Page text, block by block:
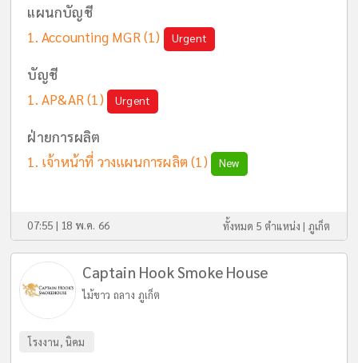
แผนกบัญชี
Accounting MGR (1) Urgent
บัญชี
AP&AR (1) Urgent
ฝ่ายการผลิต
เจ้าหน้าที่ วางแผนการผลิต(1) New
07:55 | 18 พ.ค. 66 ทั้งหมด 5 ตำแหน่ง | ภูเก็ต
Captain Hook Smoke House
ไม้ขาว ถลาง ภูเก็ต
โรงงาน, นิคม